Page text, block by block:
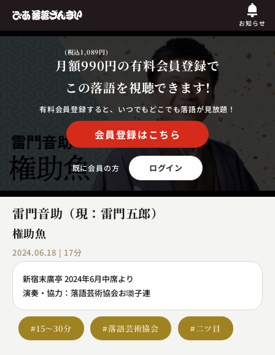
お知らせ
月額990円
(税込1,089円)
の有料会員登録で
この落語を視聴できます!
有料会員登録すると、いつでもどこでも落語が見放題！
会員登録はこちら
既に会員の方 ログイン
雷門音助（現：雷門五郎）
権助魚
2024.06.18 | 17分
新宿末廣亭 2024年6月中席より
演奏・協力：落語芸術協会お囃子連
#15～30分 #落語芸術協会 #二ツ目